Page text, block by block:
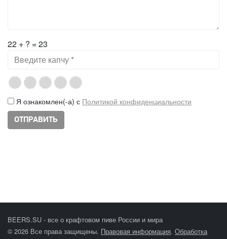
22 + ? = 23
Я ознакомлен(-а) с Политикой конфиденциальности
BEERS.SU - все о крафтовом пиве России и мира
© 2026 Все права защищены. Правовая информация. Обработка